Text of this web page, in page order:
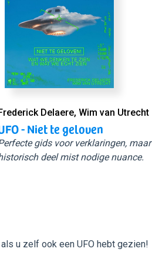
Delaere, Wim van Utrecht
- Niet te geloven
gids voor verklaringen, maar
deel mist nodige nuance.
als u zelf ook een UFO hebt gezien!